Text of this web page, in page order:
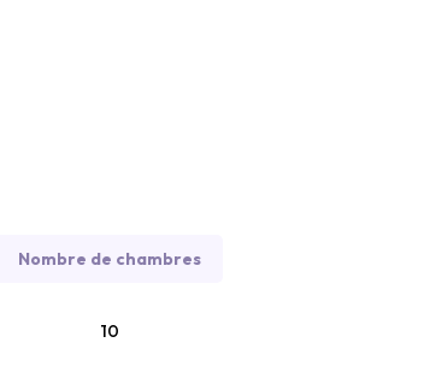
Nombre de chambres
10